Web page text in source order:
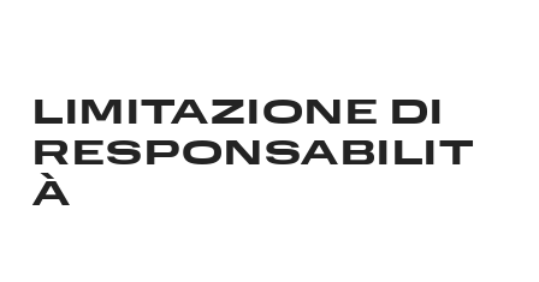
LIMITAZIONE DI
RESPONSABILIT
À